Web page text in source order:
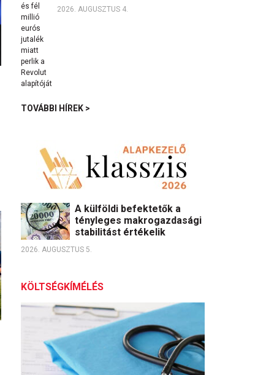
2026. AUGUSZTUS 4.
TOVÁBBI HÍREK >
A külföldi befektetők a
tényleges makrogazdasági
stabilitást értékelik
2026. AUGUSZTUS 5.
KÖLTSÉGKÍMÉLÉS